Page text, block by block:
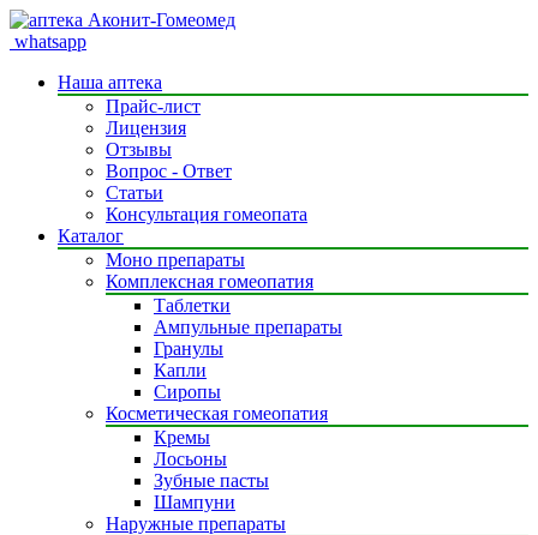
whatsapp
Наша аптека
Прайс-лист
Лицензия
Отзывы
Вопрос - Ответ
Статьи
Консультация гомеопата
Каталог
Моно препараты
Комплексная гомеопатия
Таблетки
Ампульные препараты
Гранулы
Капли
Сиропы
Косметическая гомеопатия
Кремы
Лосьоны
Зубные пасты
Шампуни
Наружные препараты